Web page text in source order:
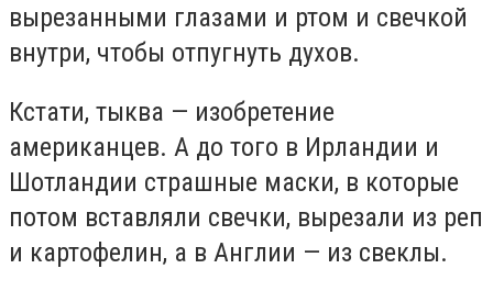
вырезанными глазами и ртом и свечкой
внутри, чтобы отпугнуть духов.
Кстати, тыква — изобретение
американцев. А до того в Ирландии и
Шотландии страшные маски, в которые
потом вставляли свечки, вырезали из реп
и картофелин, а в Англии — из свеклы.